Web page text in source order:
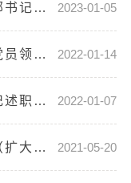
2023-01-05
马克思主义学院召开学院党支部书记述职评议会议
2022-01-14
马克思主义学院召开处级以上党员领导干部党史学习教育专题民主生活会
2022-01-07
马克思主义学院召开党支部书记述职会议
2021-05-20
马克思主义学院召开党政联席（扩大）会议